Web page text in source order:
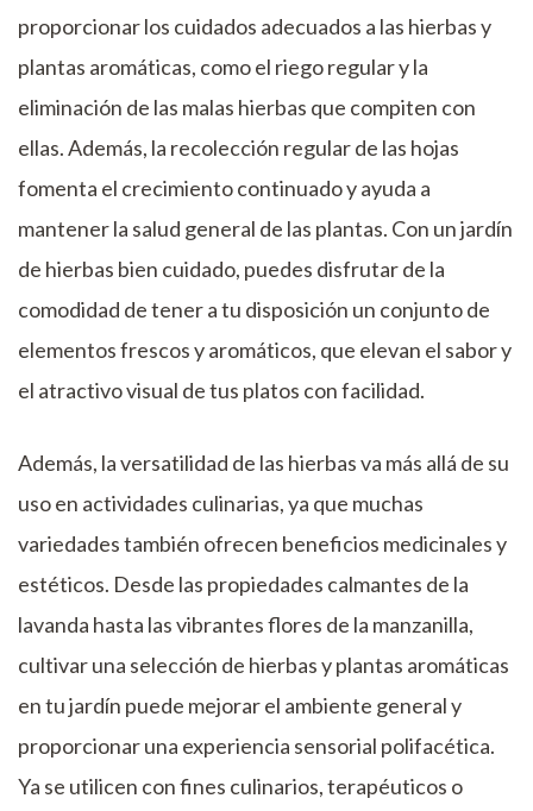
proporcionar los cuidados adecuados a las hierbas y
plantas aromáticas, como el riego regular y la
eliminación de las malas hierbas que compiten con
ellas. Además, la recolección regular de las hojas
fomenta el crecimiento continuado y ayuda a
mantener la salud general de las plantas. Con un jardín
de hierbas bien cuidado, puedes disfrutar de la
comodidad de tener a tu disposición un conjunto de
elementos frescos y aromáticos, que elevan el sabor y
el atractivo visual de tus platos con facilidad.
Además, la versatilidad de las hierbas va más allá de su
uso en actividades culinarias, ya que muchas
variedades también ofrecen beneficios medicinales y
estéticos. Desde las propiedades calmantes de la
lavanda hasta las vibrantes flores de la manzanilla,
cultivar una selección de hierbas y plantas aromáticas
en tu jardín puede mejorar el ambiente general y
proporcionar una experiencia sensorial polifacética.
Ya se utilicen con fines culinarios, terapéuticos o